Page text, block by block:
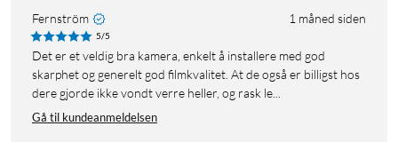
Fernström 1 måned siden
5/5
Det er et veldig bra kamera, enkelt å installere med god
skarphet og generelt god filmkvalitet. At de også er billigst hos
dere gjorde ikke vondt verre heller, og rask le...
Gå til kundeanmeldelsen